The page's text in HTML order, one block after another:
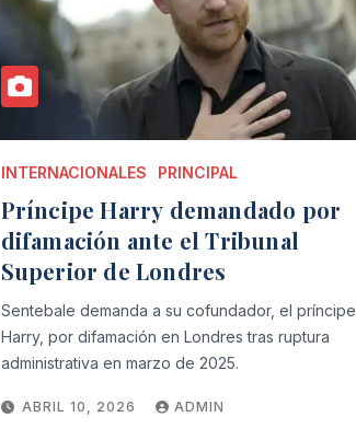
INTERNACIONALES PRINCIPAL
Príncipe Harry demandado por
difamación ante el Tribunal
Superior de Londres
Sentebale demanda a su cofundador, el príncipe
Harry, por difamación en Londres tras ruptura
administrativa en marzo de 2025.
ABRIL 10, 2026 ADMIN